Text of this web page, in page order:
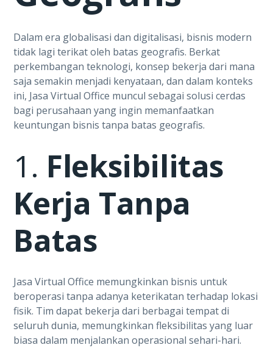
Dalam era globalisasi dan digitalisasi, bisnis modern
tidak lagi terikat oleh batas geografis. Berkat
perkembangan teknologi, konsep bekerja dari mana
saja semakin menjadi kenyataan, dan dalam konteks
ini, Jasa Virtual Office muncul sebagai solusi cerdas
bagi perusahaan yang ingin memanfaatkan
keuntungan bisnis tanpa batas geografis.
1. Fleksibilitas
Kerja Tanpa
Batas
Jasa Virtual Office memungkinkan bisnis untuk
beroperasi tanpa adanya keterikatan terhadap lokasi
fisik. Tim dapat bekerja dari berbagai tempat di
seluruh dunia, memungkinkan fleksibilitas yang luar
biasa dalam menjalankan operasional sehari-hari.